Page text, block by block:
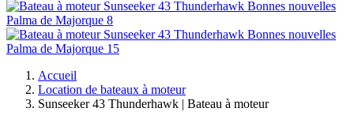
Accueil
Location de bateaux à moteur
Sunseeker 43 Thunderhawk | Bateau à moteur